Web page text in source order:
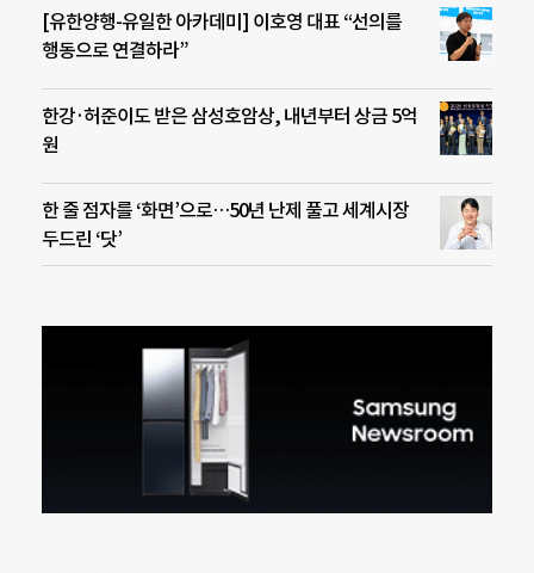
[유한양행-유일한 아카데미] 이호영 대표 “선의를
행동으로 연결하라”
한강·허준이도 받은 삼성호암상, 내년부터 상금 5억
원
한 줄 점자를 ‘화면’으로…50년 난제 풀고 세계시장
두드린 ‘닷’